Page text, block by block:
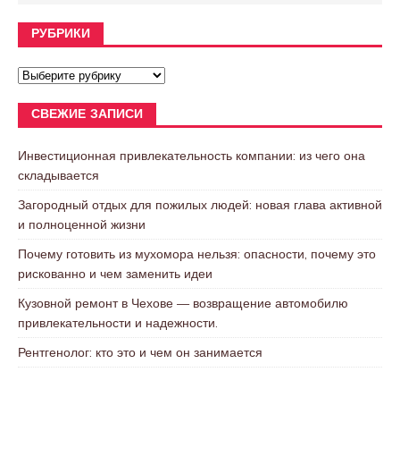
РУБРИКИ
СВЕЖИЕ ЗАПИСИ
Инвестиционная привлекательность компании: из чего она
складывается
Загородный отдых для пожилых людей: новая глава активной
и полноценной жизни
Почему готовить из мухомора нельзя: опасности, почему это
рискованно и чем заменить идеи
Кузовной ремонт в Чехове — возвращение автомобилю
привлекательности и надежности.
Рентгенолог: кто это и чем он занимается